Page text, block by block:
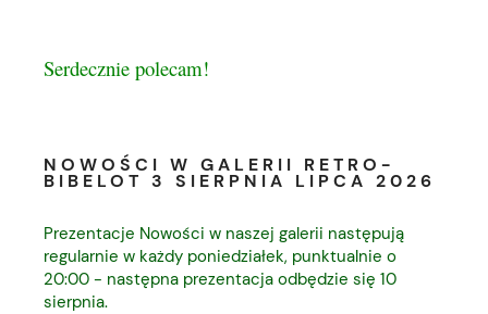
Serdecznie polecam!
NOWOŚCI W GALERII RETRO-
BIBELOT 3 SIERPNIA LIPCA 2026
Prezentacje Nowości w naszej galerii następują
regularnie w każdy poniedziałek, punktualnie o
20:00 - następna prezentacja odbędzie się 10
sierpnia.